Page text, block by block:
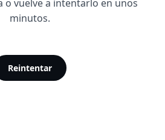
o vuelve a intentarlo en unos
minutos.
Reintentar